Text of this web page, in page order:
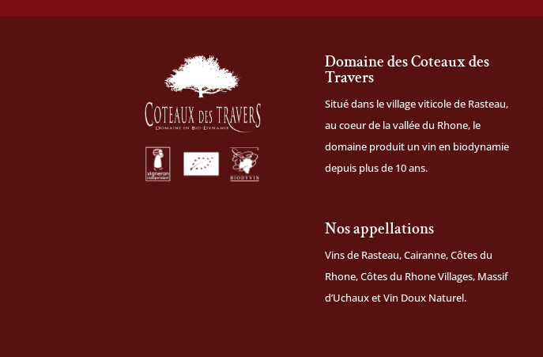
Domaine des Coteaux des
Travers
Situé dans le village viticole de Rasteau,
au coeur de la vallée du Rhone, le
domaine produit un vin en biodynamie
depuis plus de 10 ans.
Nos appellations
Vins de Rasteau, Cairanne, Côtes du
Rhone, Côtes du Rhone Villages, Massif
d’Uchaux et Vin Doux Naturel.